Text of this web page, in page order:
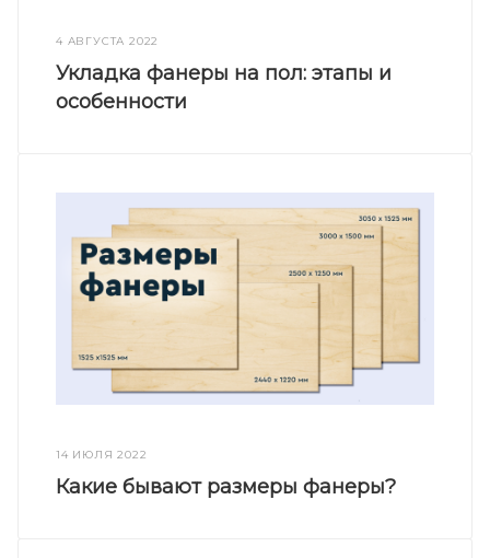
4 АВГУСТА 2022
Укладка фанеры на пол: этапы и
особенности
14 ИЮЛЯ 2022
Какие бывают размеры фанеры?